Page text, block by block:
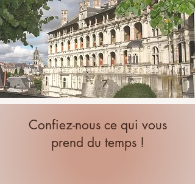
Confiez-nous ce qui vous
prend du temps !